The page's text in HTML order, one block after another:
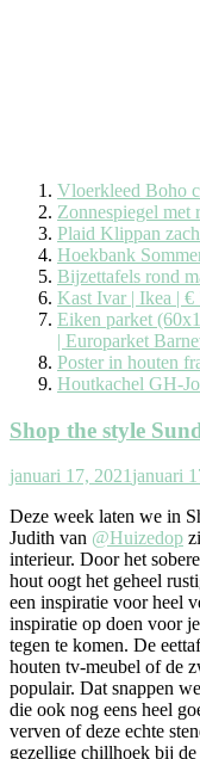
Vloerkleed Boho
Zonnespiegel met
Plaid Klippan
Hoekbank
Bijzettafels rond
Kast Ivar | Ikea | €
Eiken parket
| Europarket
Poster in houten
Houtkachel GH-
Shop the style
januari 17, 2021januari
Deze week laten we in
Judith van @Huizedop
interieur. Door het
hout oogt het geheel
een inspiratie voor heel
inspiratie op doen voor
tegen te komen. De
houten tv-meubel of de
populair. Dat snappen
die ook nog eens heel
verven of deze echte
gezellige chillhoek bij